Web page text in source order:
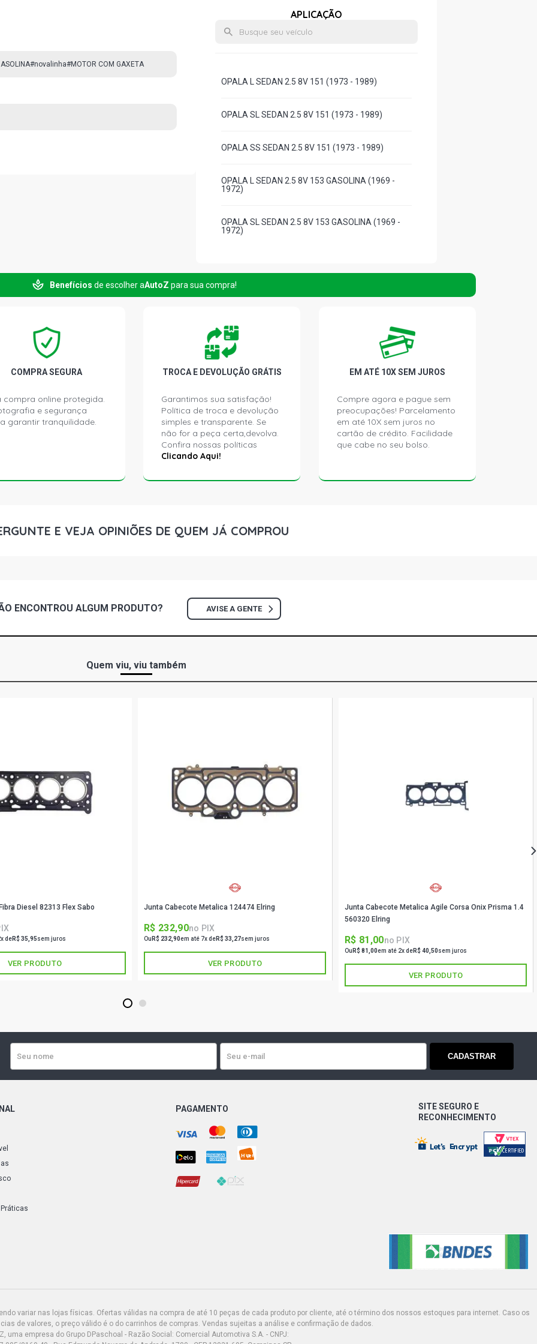
COM GAXETA
APLICAÇÃO
OPALA L SEDAN 2.5 8V 151 (1973 - 1989)
OPALA SL SEDAN 2.5 8V 151 (1973 - 1989)
OPALA SS SEDAN 2.5 8V 151 (1973 - 1989)
OPALA L SEDAN 2.5 8V 153 GASOLINA (1969 -
1972)
OPALA SL SEDAN 2.5 8V 153 GASOLINA (1969 -
1972)
1972)
Benefícios de escolher aAutoZ para sua compra!
COMPRA SEGURA
compra online protegida.
e segurança
garantir tranquilidade.
TROCA E DEVOLUÇÃO GRÁTIS
Garantimos sua satisfação!
Política de troca e devolução
simples e transparente. Se
não for a peça certa,devolva.
Confira nossas políticas
Clicando Aqui!
EM ATÉ 10X SEM JUROS
Compre agora e pague sem
preocupações! Parcelamento
em até 10X sem juros no
cartão de crédito. Facilidade
que cabe no seu bolso.
E VEJA OPINIÕES DE QUEM JÁ COMPROU
ENCONTROU ALGUM PRODUTO? AVISE A GENTE
Quem viu, viu também
Diesel 82313 Flex Sabo
deR$ 35,95sem juros
VER PRODUTO
Junta Cabecote Metalica 124474 Elring
R$ 232,90no PIX
Ou R$ 232,90em até 7x deR$ 33,27sem juros
VER PRODUTO
Junta Cabecote Metalica Agile Corsa Onix Prisma 1.4
560320 Elring
R$ 81,00no PIX
Ou R$ 81,00em até 2x deR$ 40,50sem juros
VER PRODUTO
1 2
CADASTRAR
PAGAMENTO
SITE SEGURO E
RECONHECIMENTO
variar nas lojas físicas. Ofertas válidas na compra de até 10 peças de cada produto por cliente, até o término dos nossos estoques para internet. Caso os
de valores, o preço válido é o do carrinhos de compras. Vendas sujeitas a análise e confirmação de dados.
uma empresa do Grupo DPaschoal - Razão Social: Comercial Automotiva S.A. - CNPJ: